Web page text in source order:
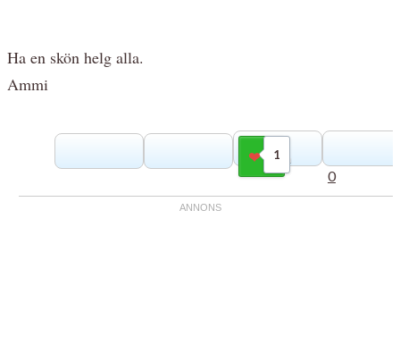
Ha en skön helg alla.
Ammi
1
Gilla
0